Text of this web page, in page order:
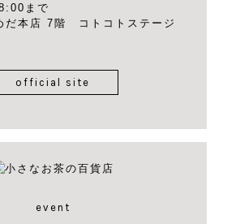
まで
だ本店 7階 コトコトステージ
official site
event